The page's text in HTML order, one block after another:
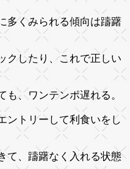
多くみられる傾向は躊躇
クしたり、これで正しい
、ワンテンポ遅れる。
ントリーして利食いをし
て、躊躇なく入れる状態